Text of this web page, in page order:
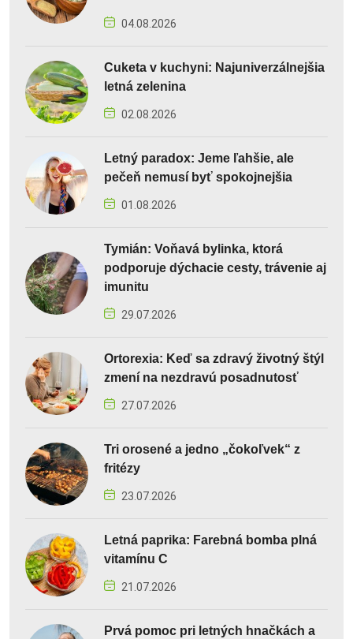
04.08.2026
Cuketa v kuchyni: Najuniverzálnejšia
letná zelenina
02.08.2026
Letný paradox: Jeme ľahšie, ale
pečeň nemusí byť spokojnejšia
01.08.2026
Tymián: Voňavá bylinka, ktorá
podporuje dýchacie cesty, trávenie aj
imunitu
29.07.2026
Ortorexia: Keď sa zdravý životný štýl
zmení na nezdravú posadnutosť
27.07.2026
Tri orosené a jedno „čokoľvek“ z
fritézy
23.07.2026
Letná paprika: Farebná bomba plná
vitamínu C
21.07.2026
Prvá pomoc pri letných hnačkách a